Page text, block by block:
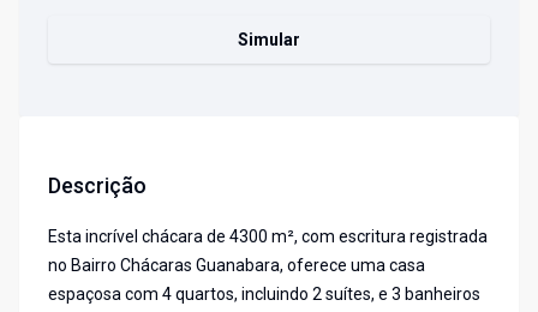
Simular
Descrição
Esta incrível chácara de 4300 m², com escritura registrada
no Bairro Chácaras Guanabara, oferece uma casa
espaçosa com 4 quartos, incluindo 2 suítes, e 3 banheiros